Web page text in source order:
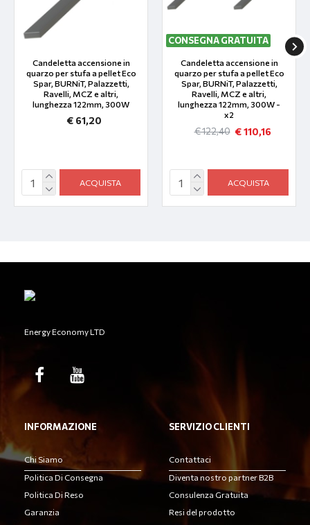
Candeletta accensione in
quarzo per stufa a pellet Eco
Spar, BURNiT, Palazzetti,
Ravelli, MCZ e altri,
lunghezza 122mm, 300W
€ 61,20
ACQUISTA
CONSEGNA GRATUITA
Candeletta accensione in
quarzo per stufa a pellet Eco
Spar, BURNiT, Palazzetti,
Ravelli, MCZ e altri,
lunghezza 122mm, 300W -
x2
€ 110,16
€ 122,40
ACQUISTA
Energy Economy LTD
INFORMAZIONE
Chi Siamo
Politica Di Consegna
Politica Di Reso
Garanzia
SERVIZIO CLIENTI
Contattaci
Diventa nostro partner B2B
Consulenza Gratuita
Resi del prodotto